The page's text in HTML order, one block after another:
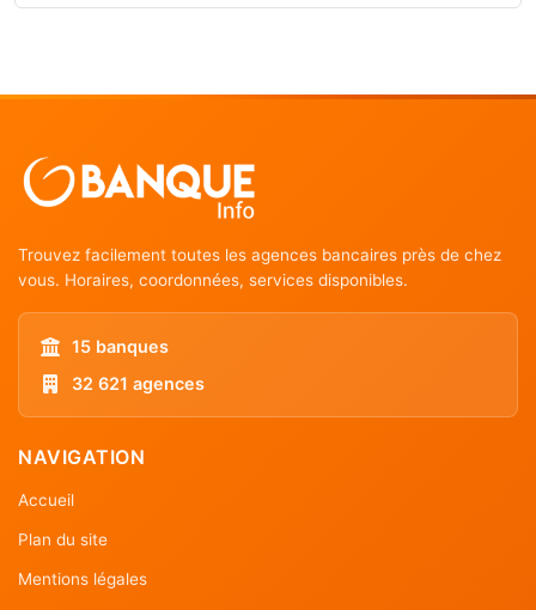
Trouvez facilement toutes les agences bancaires près de chez
vous. Horaires, coordonnées, services disponibles.
15 banques
32 621 agences
NAVIGATION
Accueil
Plan du site
Mentions légales